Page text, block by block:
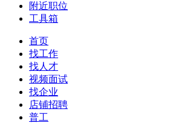
附近职位
工具箱
首页
找工作
找人才
视频面试
找企业
店铺招聘
普工